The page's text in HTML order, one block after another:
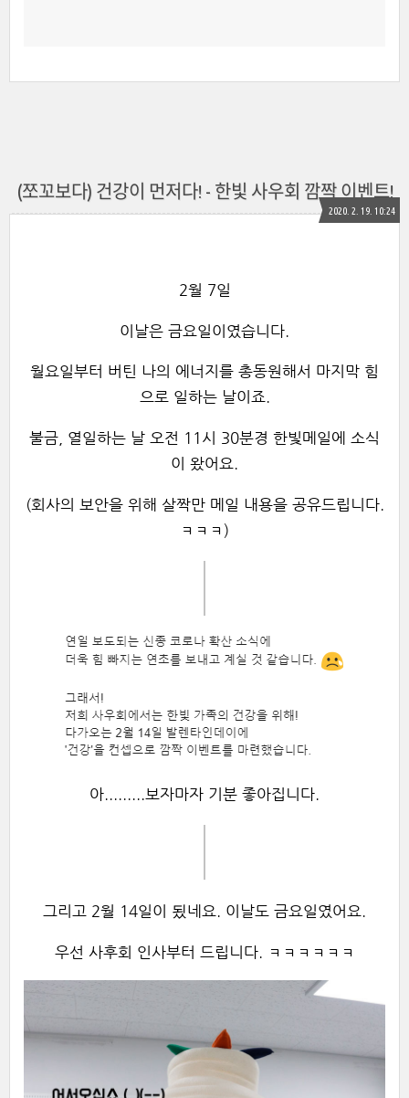
(쪼꼬보다) 건강이 먼저다! - 한빛 사우회 깜짝 이벤트!
2020. 2. 19. 10:24
2월 7일
이날은 금요일이였습니다.
월요일부터 버틴 나의 에너지를 총동원해서 마지막 힘
으로 일하는 날이죠.
불금, 열일하는 날 오전 11시 30분경 한빛메일에 소식
이 왔어요.
(회사의 보안을 위해 살짝만 메일 내용을 공유드립니다.
ㅋㅋㅋ)
아.........보자마자 기분 좋아집니다.
그리고 2월 14일이 됬네요. 이날도 금요일였어요.
우선 사후회 인사부터 드립니다. ㅋㅋㅋㅋㅋㅋ